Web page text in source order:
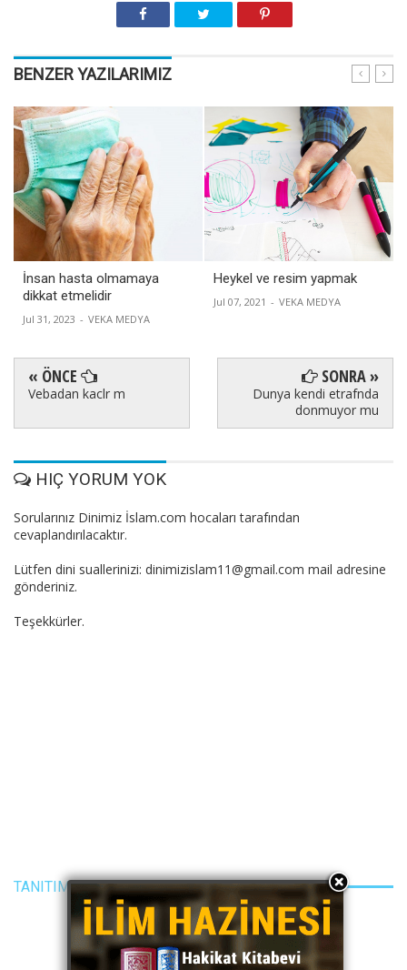
BENZER YAZILARIMIZ
İnsan hasta olmamaya
dikkat etmelidir
Jul 31, 2023 - VEKA MEDYA
Heykel ve resim yapmak
Jul 07, 2021 - VEKA MEDYA
« ÖNCE
Vebadan kaclr m
SONRA »
Dunya kendi etrafnda
donmuyor mu
HIÇ YORUM YOK
Sorularınız Dinimiz İslam.com hocaları tarafından
cevaplandırılacaktır.
Lütfen dini suallerinizi: dinimizislam11@gmail.com mail adresine
gönderiniz.
Teşekkürler.
TANITIM